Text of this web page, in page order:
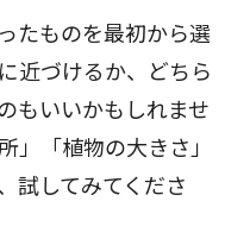
たものを最初から選
近づけるか、どちら
もいいかもしれませ
」「植物の大きさ」
試してみてくださ